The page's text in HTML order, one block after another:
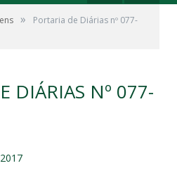
»
Portaria de Diárias nº 077-
DIÁRIAS Nº 077-